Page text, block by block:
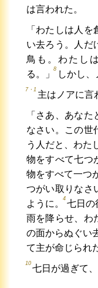
は言われた。
「わたしは人
い去ろう。人だ
鳥も。わたし
る。」
8
しかし、
7・1
主はノアに言
「さあ、あな
なさい。この世
う人だと、わた
物をすべて七つ
物をすべて一つ
つがい取りなさ
ように。
4
七日の
雨を降らせ、わ
の面からぬぐい
て主が命じられ
10
七日が過ぎて